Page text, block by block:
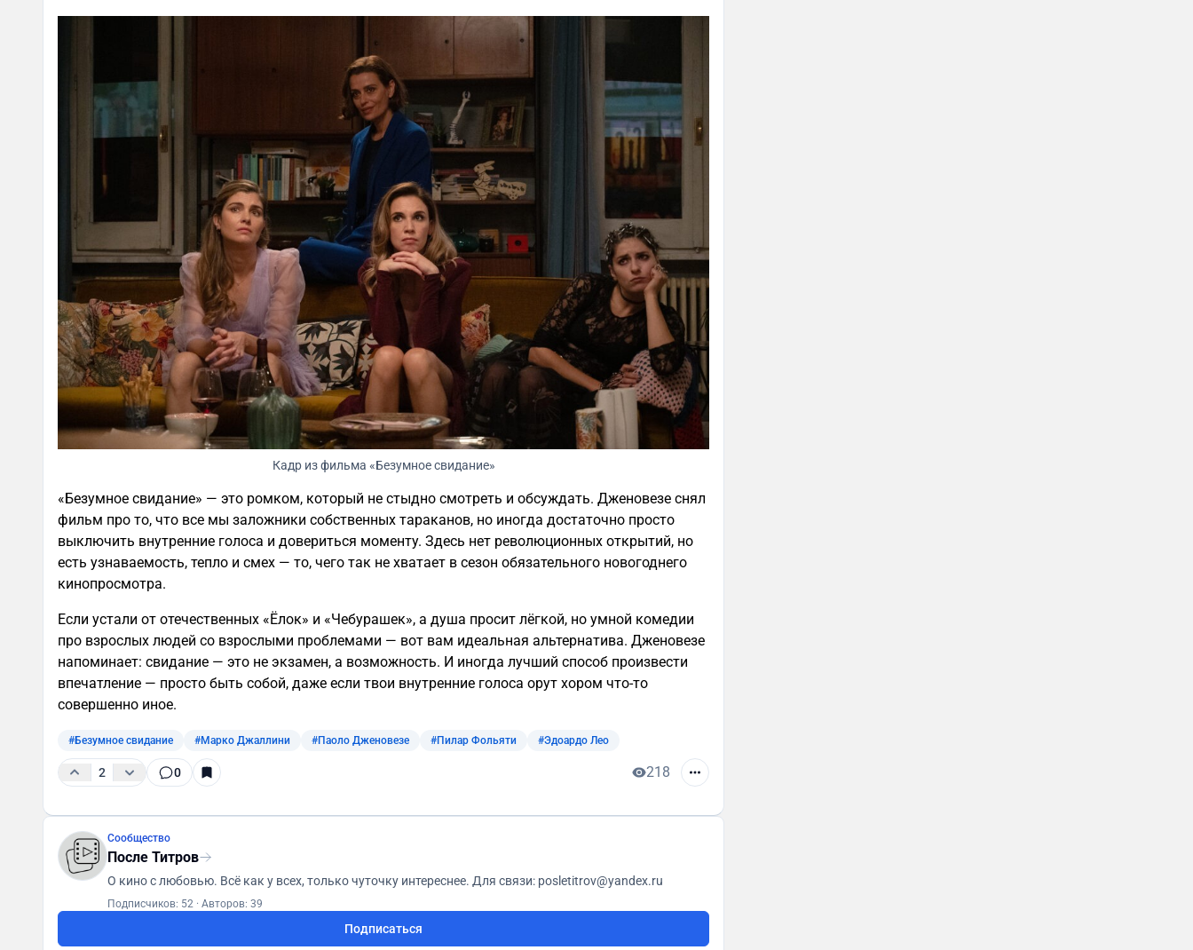
Кадр из фильма «Безумное свидание»
«Безумное свидание» — это ромком, который не стыдно смотреть и обсуждать. Дженовезе снял
фильм про то, что все мы заложники собственных тараканов, но иногда достаточно просто
выключить внутренние голоса и довериться моменту. Здесь нет революционных открытий, но
есть узнаваемость, тепло и смех — то, чего так не хватает в сезон обязательного новогоднего
кинопросмотра.
Если устали от отечественных «Ёлок» и «Чебурашек», а душа просит лёгкой, но умной комедии
про взрослых людей со взрослыми проблемами — вот вам идеальная альтернатива. Дженовезе
напоминает: свидание — это не экзамен, а возможность. И иногда лучший способ произвести
впечатление — просто быть собой, даже если твои внутренние голоса орут хором что-то
совершенно иное.
#Безумное свидание #Марко Джаллини #Паоло Дженовезе #Пилар Фольяти #Эдоардо Лео
2 0 218
Сообщество
После Титров
О кино с любовью. Всё как у всех, только чуточку интереснее. Для связи: posletitrov@yandex.ru
Подписчиков: 52 · Авторов: 39
Подписаться